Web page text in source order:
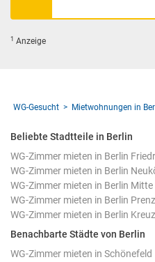
1 Anzeige
WG-Gesucht Mietwohnungen in
Beliebte Stadtteile in Berlin
WG-Zimmer mieten in Berlin
WG-Zimmer mieten in Berlin
WG-Zimmer mieten in Berlin Mitte
WG-Zimmer mieten in Berlin
WG-Zimmer mieten in Berlin
Benachbarte Städte von Berlin
WG-Zimmer mieten in Schönefeld